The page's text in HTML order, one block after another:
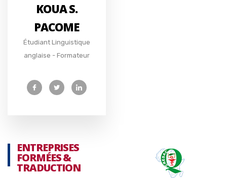
KOUA S.
PACOME
Étudiant Linguistique
anglaise - Formateur
ENTREPRISES
FORMÉES &
TRADUCTION